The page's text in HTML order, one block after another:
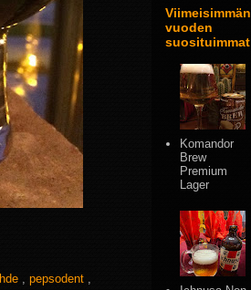
pepsodent
Viimeisimmän
vuoden
suosituimmat
Komandor
Brew
Premium
Lager